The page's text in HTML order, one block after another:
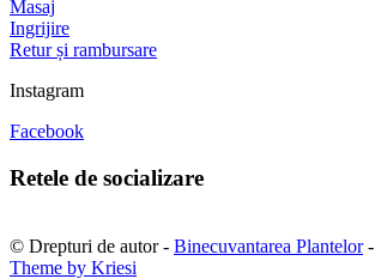
Masaj
Ingrijire
Retur și rambursare
Instagram
Facebook
Retele de socializare
© Drepturi de autor - Binecuvantarea Plantelor-
Theme by Kriesi